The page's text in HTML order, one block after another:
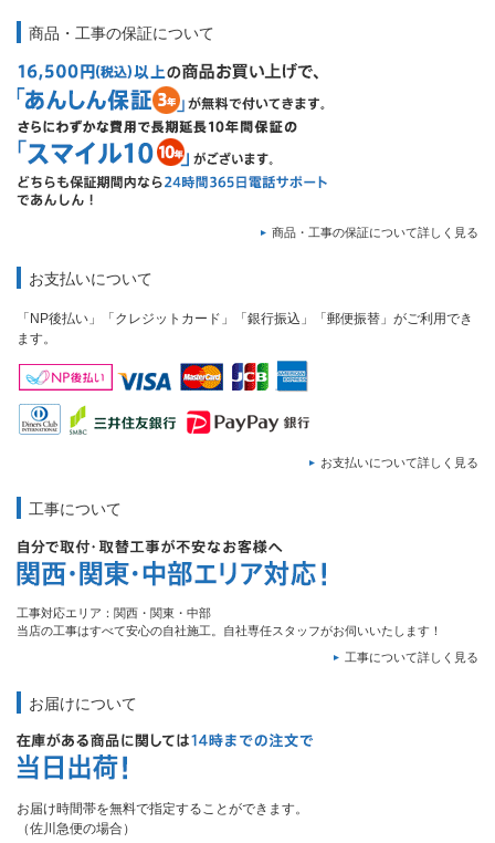
商品・工事の保証について
商品・工事の保証について詳しく見る
お支払いについて
「NP後払い」「クレジットカード」「銀行振込」「郵便振替」がご利用でき
ます。
お支払いについて詳しく見る
工事について
工事対応エリア：関西・関東・中部
当店の工事はすべて安心の自社施工。自社専任スタッフがお伺いいたします！
工事について詳しく見る
お届けについて
お届け時間帯を無料で指定することができます。
（佐川急便の場合）